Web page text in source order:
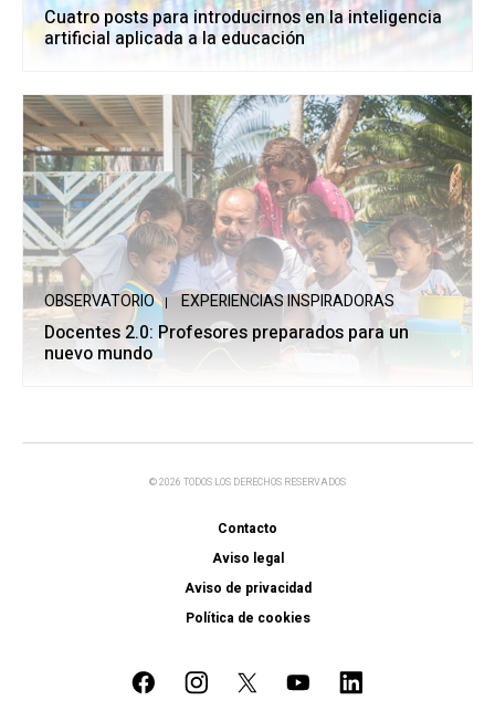
Cuatro posts para introducirnos en la inteligencia
artificial aplicada a la educación
OBSERVATORIO EXPERIENCIAS INSPIRADORAS
Docentes 2.0: Profesores preparados para un
nuevo mundo
© 2026 TODOS LOS DERECHOS RESERVADOS
Contacto
Aviso legal
Aviso de privacidad
Política de cookies